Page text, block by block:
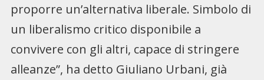
proporre un’alternativa liberale. Simbolo di
un liberalismo critico disponibile a
convivere con gli altri, capace di stringere
alleanze”, ha detto Giuliano Urbani, già